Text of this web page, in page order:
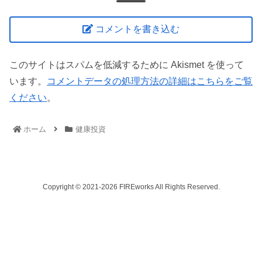
コメントを書き込む
このサイトはスパムを低減するために Akismet を使って
います。
コメントデータの処理方法の詳細はこちらをご覧
ください。
ホーム 健康投資
Copyright © 2021-2026 FIREworks All Rights Reserved.